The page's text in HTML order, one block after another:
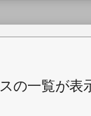
の一覧が表